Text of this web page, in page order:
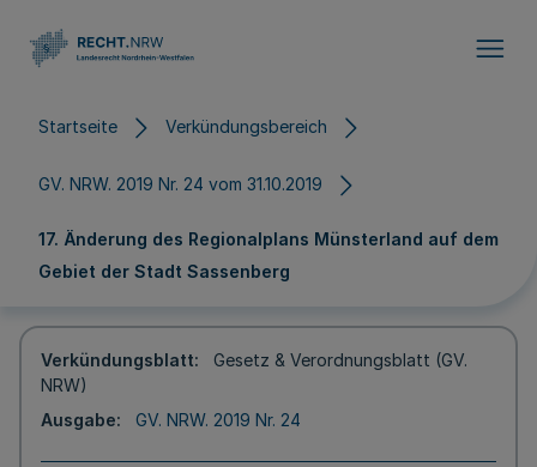
Startseite Verkündungsbereich
GV. NRW. 2019 Nr. 24 vom 31.10.2019
17. Änderung des Regionalplans Münsterland auf dem
Gebiet der Stadt Sassenberg
Verkündungsblatt
Gesetz & Verordnungsblatt (GV.
NRW)
Ausgabe
GV. NRW. 2019 Nr. 24